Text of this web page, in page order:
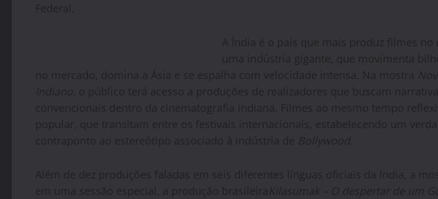
Federal.
A Índia é o país que mais produz filmes no
uma indústria gigante, que movimenta
no mercado, domina a Ásia e se espalha com velocidade intensa. Na mostra
Indiano, o público terá acesso a produções de realizadores que buscam
convencionais dentro da cinematografia indiana. Filmes ao mesmo tempo
popular, que transitam entre os festivais internacionais, estabelecendo um
contraponto ao estereótipo associado à indústria de Bollywood.
Além de dez produções faladas em seis diferentes línguas oficiais da índia, a
em uma sessão especial, a produção brasileiraKilasumak – O despertar de um